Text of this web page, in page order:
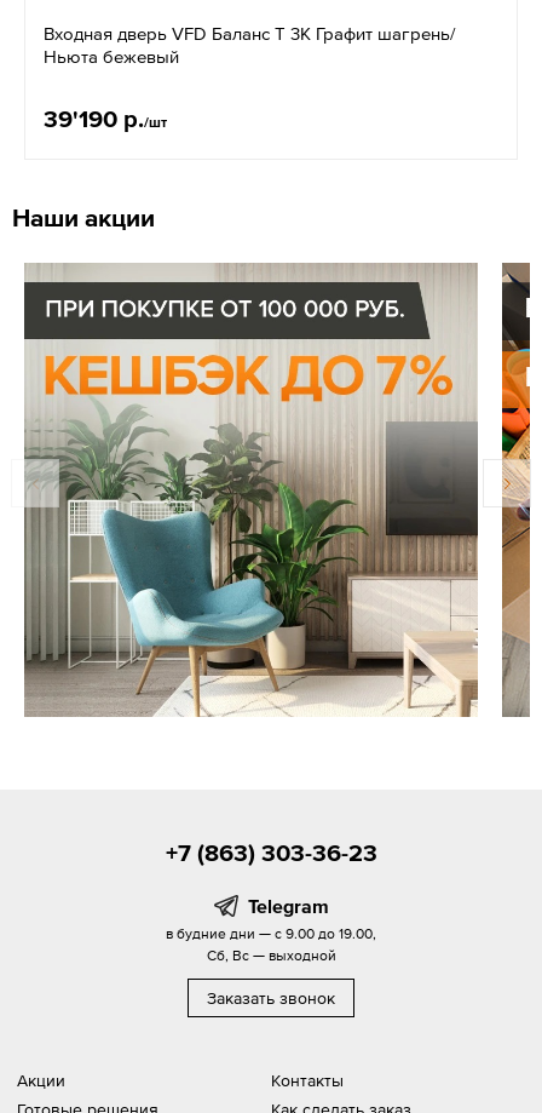
Входная дверь VFD Баланс T 3К Графит шагрень/
Ньюта бежевый
39'190 р./шт
Наши акции
Акции
Готовые решения
Контакты
Как сделать заказ
+7 (863) 303-36-23
Telegram
в будние дни — с 9.00 до 19.00,
Сб, Вс — выходной
Заказать звонок